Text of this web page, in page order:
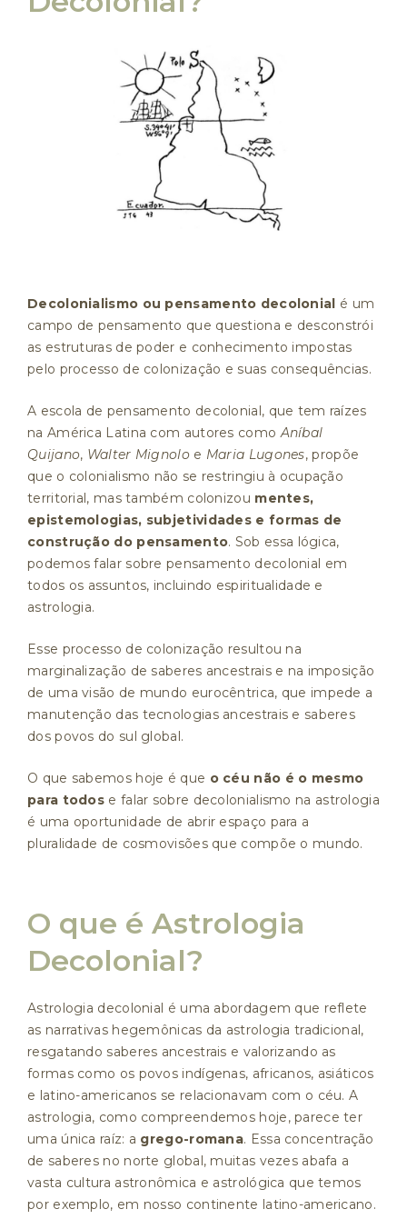
Decolonialismo ou pensamento decolonial é um
campo de pensamento que questiona e desconstrói
as estruturas de poder e conhecimento impostas
pelo processo de colonização e suas consequências.
A escola de pensamento decolonial, que tem raízes
na América Latina com autores comoAníbal
Quijano, Walter Mignolo e Maria Lugones, propõe
que o colonialismo não se restringiu à ocupação
territorial, mas também colonizou mentes,
epistemologias, subjetividades e formas de
construção do pensamento. Sob essa lógica,
podemos falar sobre pensamento decolonial em
todos os assuntos, incluindo espiritualidade e
astrologia.
Esse processo de colonização resultou na
marginalização de saberes ancestrais e na imposição
de uma visão de mundo eurocêntrica, que impede a
manutenção das tecnologias ancestrais e saberes
dos povos do sul global.
O que sabemos hoje é que o céu não é o mesmo
para todos e falar sobre decolonialismo na astrologia
é uma oportunidade de abrir espaço para a
pluralidade de cosmovisões que compõe o mundo.
O que é Astrologia
Decolonial?
Astrologia decolonial é uma abordagem que reflete
as narrativas hegemônicas da astrologia tradicional,
resgatando saberes ancestrais e valorizando as
formas como os povos indígenas, africanos, asiáticos
e latino-americanos se relacionavam com o céu. A
astrologia, como compreendemos hoje, parece ter
uma única raíz: a grego-romana. Essa concentração
de saberes no norte global, muitas vezes abafa a
vasta cultura astronômica e astrológica que temos
por exemplo, em nosso continente latino-americano.